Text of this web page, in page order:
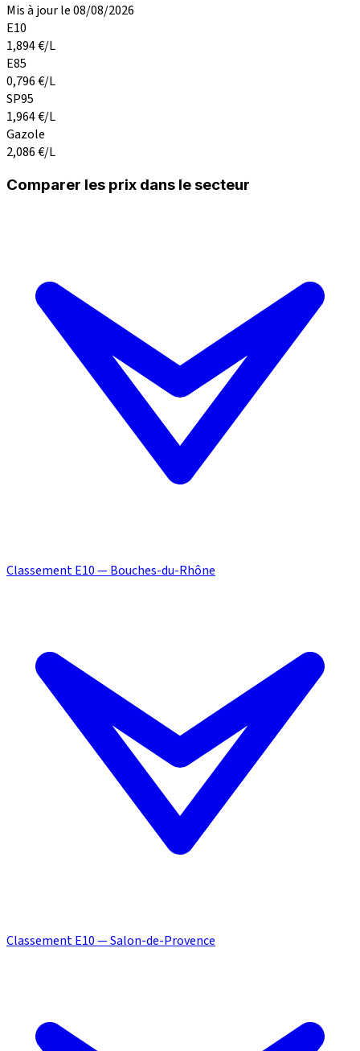
Mis à jour le 08/08/2026
E10
1,894€/L
E85
0,796€/L
SP95
1,964€/L
Gazole
2,086€/L
Comparer les prix dans le secteur
Classement E10 — Bouches-du-Rhône
Classement E10 — Salon-de-Provence